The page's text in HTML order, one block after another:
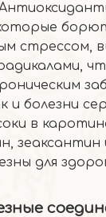
стрессом,
и болезни
в
зеаксантин
для